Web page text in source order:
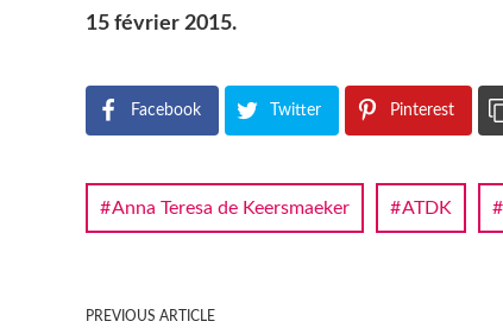
15 février 2015.
Facebook Twitter Pinterest
Anna Teresa de Keersmaeker ATDK
PREVIOUS ARTICLE